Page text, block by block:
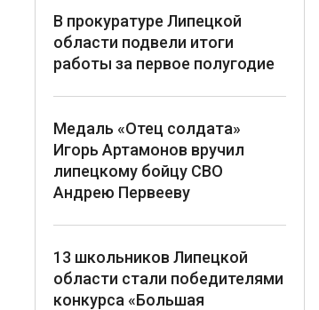
В прокуратуре Липецкой
области подвели итоги
работы за первое полугодие
Медаль «Отец солдата»
Игорь Артамонов вручил
липецкому бойцу СВО
Андрею Первееву
13 школьников Липецкой
области стали победителями
конкурса «Большая